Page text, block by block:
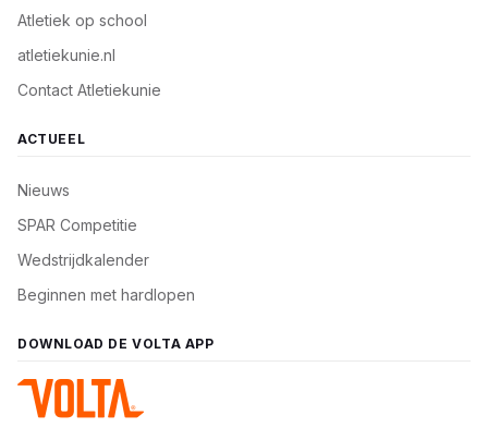
Atletiek op school
atletiekunie.nl
Contact Atletiekunie
ACTUEEL
Nieuws
SPAR Competitie
Wedstrijdkalender
Beginnen met hardlopen
DOWNLOAD DE VOLTA APP